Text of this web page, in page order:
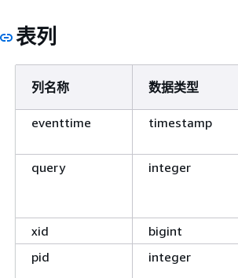
表列
列名称 数据类型
eventtime timestamp
query
integer
xid
bigint
pid
integer